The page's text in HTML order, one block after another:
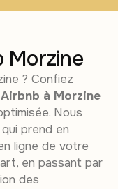
Morzine
? Confiez
à Morzine
Nous
prend en
ligne de votre
en passant par
des